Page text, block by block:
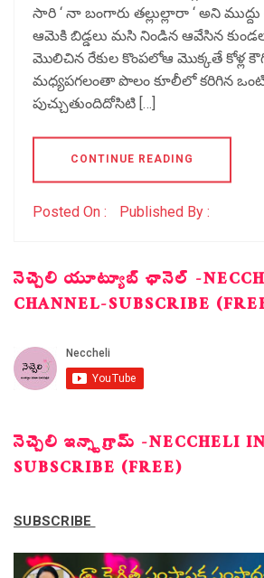
సారి ‘ నా బంగారు తల్లుల్లారా ‘ అని ముద్దు
ఆమెకి బిడ్డలు మసి నిండిన ఆవేసిన
మొలిచిన రేకుల కొంపలోఆ మొక్కతే కోళ్ల
మధ్యపగలంతా పొలం కూలీలో కరిగిన
పుచ్చుతుందిదోసిటి […]
CONTINUE READING
Posted On : Published By :
నెచ్చెలి యూట్యూబ్ ఛానెల్ -
CHANNEL-SUBSCRIBE
నెచ్చెలి ఇన్స్టాగ్రామ్ -NECCHELI
SUBSCRIBE (FREE)
SUBSCRIBE